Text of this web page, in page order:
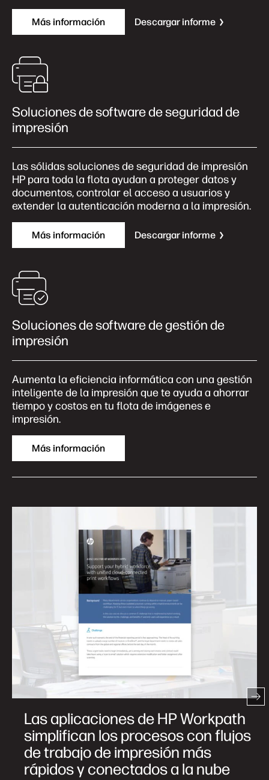
Más información Descargar informe
Soluciones de software de seguridad de
impresión
Las sólidas soluciones de seguridad de impresión
HP para toda la flota ayudan a proteger datos y
documentos, controlar el acceso a usuarios y
extender la autenticación moderna a la impresión.
Más información Descargar informe
Soluciones de software de gestión de
impresión
Aumenta la eficiencia informática con una gestión
inteligente de la impresión que te ayuda a ahorrar
tiempo y costos en tu flota de imágenes e
impresión.
Más información
Las aplicaciones de HP Workpath
simplifican los procesos con flujos
de trabajo de impresión más
rápidos y conectados a la nube